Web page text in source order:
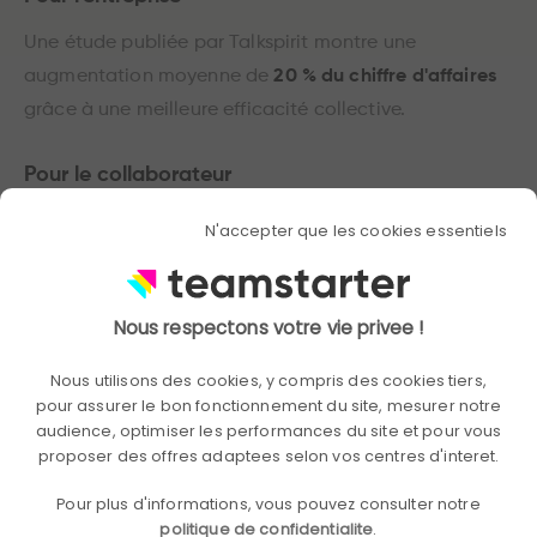
Une étude publiée par Talkspirit montre une
augmentation moyenne de20 % du chiffre d'affaires
grâce à une meilleure efficacité collective.
Pour le collaborateur
74 % des salariés qui se sentent
Les 7 actions pour souder et motiver
Instaurer une vision et des objectifs partagés
outil efficace pour aligner les efforts et créer un
N'accepter que les cookies essentiels
Nous respectons votre vie privee !
Nous utilisons des cookies, y compris des cookies tiers,
pour assurer le bon fonctionnement du site, mesurer notre
audience, optimiser les performances du site et pour vous
proposer des offres adaptees selon vos centres d'interet.
Pour plus d'informations, vous pouvez consulter notre
politique de confidentialite.